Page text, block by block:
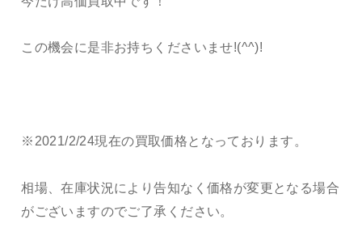
この機会に是非お持ちくださいませ!(^^)!
※2021/2/24現在の買取価格となっております。
相場、在庫状況により告知なく価格が変更となる場合
がございますのでご了承ください。